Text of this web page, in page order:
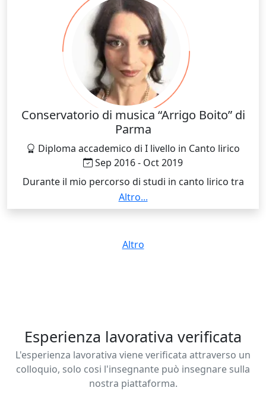
continuo a trarre ispirazione.
Conservatorio di musica “Arrigo Boito” di
Parma
Diploma accademico di I livello in Canto lirico
Sep 2016 - Oct 2019
Durante il mio percorso di studi in canto lirico tra
Parma e Milano, ho acquisito solide basi tecniche e
musicali, ma soprattutto ho imparato l’importanza
sensibilità interpretativa. Questa formazione ha
influenzato il mio modo di insegnare: ogni lezione è
Altro...
Altro
Esperienza lavorativa verificata
L'esperienza lavorativa viene verificata attraverso un
colloquio, solo cosi l'insegnante può insegnare sulla
nostra piattaforma.